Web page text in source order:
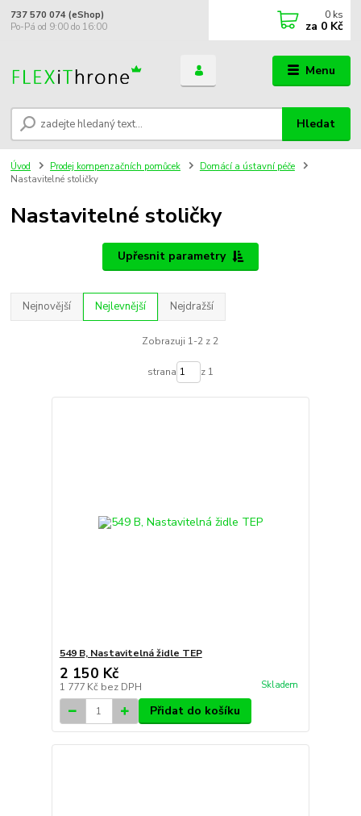
Menu
Hledat
737 570 074 (eShop)
Po-Pá od 9:00 do 16:00
0 ks
za 0 Kč
Úvod Prodej kompenzačních pomůcek
Domácí a ústavní péče
Nastavitelné stoličky
Nastavitelné stoličky
Upřesnit parametry
Nejnovější Nejlevnější Nejdražší
Zobrazuji 1-2 z 2
strana z 1
549 B, Nastavitelná židle TEP
2 150 Kč
1 777 Kč bez DPH Skladem
Přidat do košíku